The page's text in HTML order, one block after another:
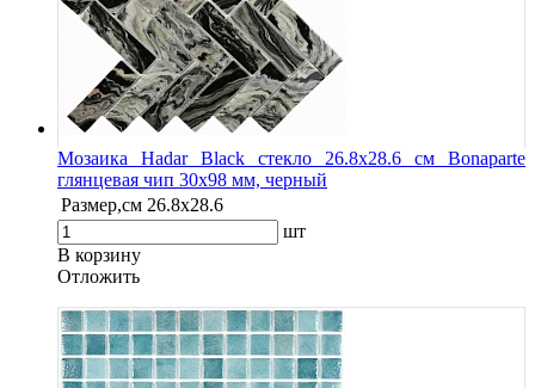
Мозаика Hadar Black стекло 26.8х28.6 см Bonaparte
глянцевая чип 30х98 мм, черный
Размер,см 26.8х28.6
шт
В корзину
Oтложить